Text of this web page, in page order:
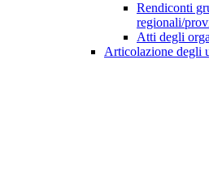
Rendiconti
regionali/
Atti degli
Articolazione degli